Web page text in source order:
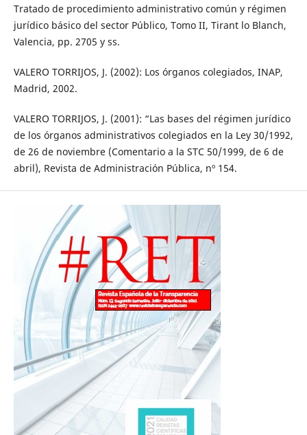
Tratado de procedimiento administrativo común y régimen
jurídico básico del sector Público, Tomo II, Tirant lo Blanch,
Valencia, pp. 2705 y ss.
VALERO TORRIJOS, J. (2002): Los órganos colegiados, INAP,
Madrid, 2002.
VALERO TORRIJOS, J. (2001): “Las bases del régimen jurídico
de los órganos administrativos colegiados en la Ley 30/1992,
de 26 de noviembre (Comentario a la STC 50/1999, de 6 de
abril), Revista de Administración Pública, nº 154.